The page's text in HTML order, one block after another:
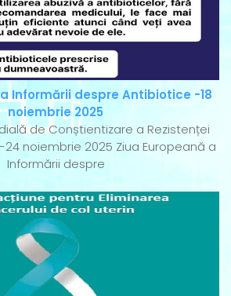
Informării despre Antibiotice -18
noiembrie 2025
de Conștientizare a Rezistenței
noiembrie 2025 Ziua Europeană a
Informării despre